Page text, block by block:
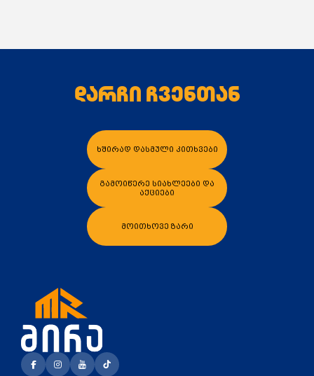
დარჩი ჩვენთან
ხშირად დასმული კითხვები
გამოიწერე სიახლეები და
აქციები
მოითხოვე ზარი